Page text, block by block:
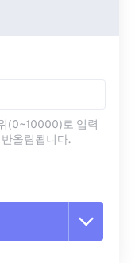
(0~10000)로 입력
올림됩니다.